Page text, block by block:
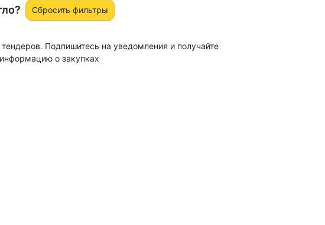
Сбросить фильтры
Подпишитесь на уведомления и получайте
о закупках